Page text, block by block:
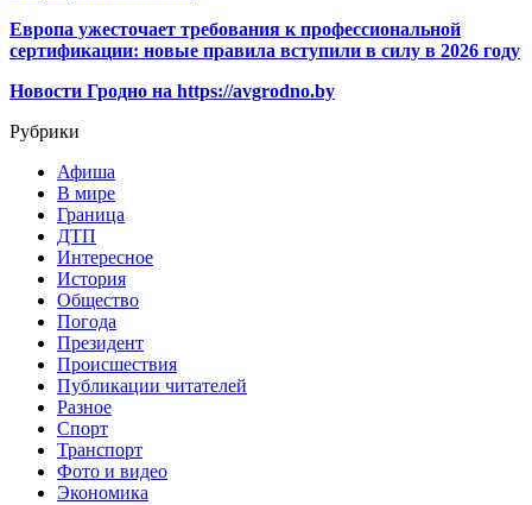
Европа ужесточает требования к профессиональной
сертификации: новые правила вступили в силу в 2026 году
Новости Гродно на https://avgrodno.by
Рубрики
Афиша
В мире
Граница
ДТП
Интересное
История
Общество
Погода
Президент
Происшествия
Публикации читателей
Разное
Спорт
Транспорт
Фото и видео
Экономика